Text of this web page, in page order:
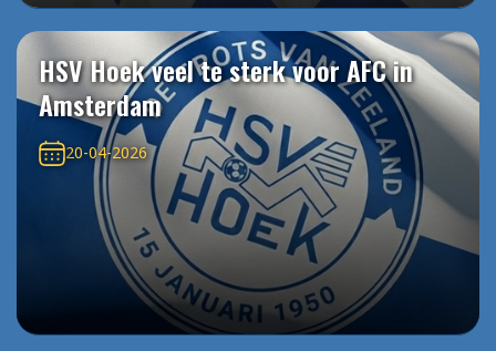
HSV Hoek veel te sterk voor AFC in
Amsterdam
20-04-2026